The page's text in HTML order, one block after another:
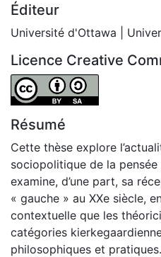
Éditeur
Université d'Ottawa |
Licence Creative
Attribution-ShareAlike 4.0
Résumé
Cette thèse explore
sociopolitique de la
examine, d’une part, sa
« gauche » au XXe siècle,
contextuelle que les
catégories
philosophiques et